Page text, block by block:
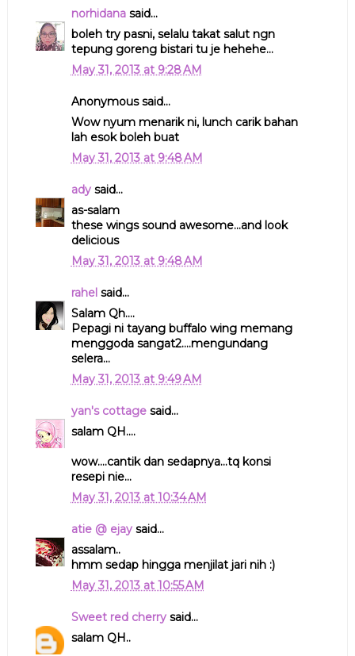
norhidanasaid...
boleh try pasni, selalu takat salut ngn
tepung goreng bistari tu je hehehe...
May 31, 2013 at 9:28 AM
Anonymous said...
Wow nyum menarik ni, lunch carik bahan
lah esok boleh buat
May 31, 2013 at 9:48 AM
adysaid...
as-salam
these wings sound awesome...and look
delicious
May 31, 2013 at 9:48 AM
rahelsaid...
Salam Qh....
Pepagi ni tayang buffalo wing memang
menggoda sangat2....mengundang
selera...
May 31, 2013 at 9:49 AM
yan's cottagesaid...
salam QH....
wow....cantik dan sedapnya...tq konsi
resepi nie...
May 31, 2013 at 10:34 AM
atie @ ejaysaid...
assalam..
hmm sedap hingga menjilat jari nih :)
May 31, 2013 at 10:55 AM
Sweet red cherrysaid...
salam QH..